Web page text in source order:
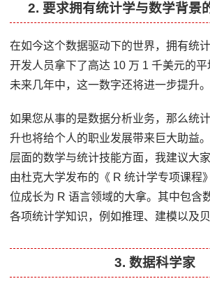
2. 要求拥有统计学与数学背景
在如今这个数据驱动下的世界，拥有统
开发人员拿下了高达 10 万 1 千美元的
未来几年中，这一数字还将进一步提升。
如果您从事的是数据分析业务，那么统
升也将给个人的职业发展带来巨大助益
层面的数学与统计技能方面，我建议大
由杜克大学发布的《 R 统计学专项课程
位成长为 R 语言领域的大拿。其中包含
各项统计学知识，例如推理、建模以及贝
3. 数据科学家